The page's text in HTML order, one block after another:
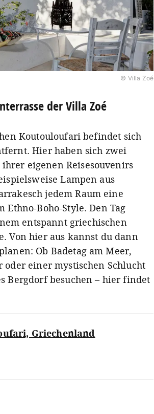
© Villa Zoé
der Villa Zoé
Koutouloufari befindet sich
Hier haben sich zwei
eigenen Reisesouvenirs
Lampen aus
jedem Raum eine
Boho-Style. Den Tag
entspannt griechischen
Von hier aus kannst du dann
Ob Badetag am Meer,
einer mystischen Schlucht
Bergdorf besuchen – hier findet
Griechenland